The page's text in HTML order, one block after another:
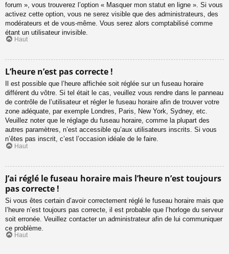
forum », vous trouverez l’option « Masquer mon statut en ligne ». Si vous
activez cette option, vous ne serez visible que des administrateurs, des
modérateurs et de vous-même. Vous serez alors comptabilisé comme
étant un utilisateur invisible.
Haut
L’heure n’est pas correcte !
Il est possible que l’heure affichée soit réglée sur un fuseau horaire
différent du vôtre. Si tel était le cas, veuillez vous rendre dans le panneau
de contrôle de l’utilisateur et régler le fuseau horaire afin de trouver votre
zone adéquate, par exemple Londres, Paris, New York, Sydney, etc.
Veuillez noter que le réglage du fuseau horaire, comme la plupart des
autres paramètres, n’est accessible qu’aux utilisateurs inscrits. Si vous
n’êtes pas inscrit, c’est l’occasion idéale de le faire.
Haut
J’ai réglé le fuseau horaire mais l’heure n’est toujours
pas correcte !
Si vous êtes certain d’avoir correctement réglé le fuseau horaire mais que
l’heure n’est toujours pas correcte, il est probable que l’horloge du serveur
soit erronée. Veuillez contacter un administrateur afin de lui communiquer
ce problème.
Haut